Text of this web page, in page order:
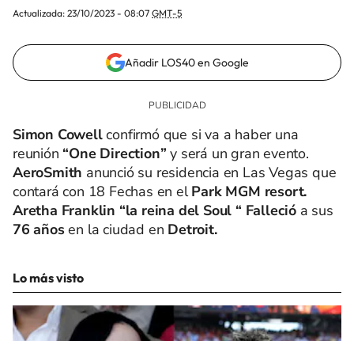
Actualizada: 23/10/2023 - 08:07 GMT-5
Añadir LOS40 en Google
Simon Cowellconfirmó que si va a haber una
reunión “One Direction” y será un gran evento.
AeroSmith anunció su residencia en Las Vegas que
contará con 18 Fechas en elPark MGM resort.
Aretha Franklin “la reina del Soul “ Falleció a sus
76 añosen la ciudad en Detroit.
Lo más visto